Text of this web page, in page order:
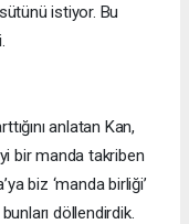
istiyor. Bu
anlatan Kan,
bir manda takriben
biz ‘manda birliği’
döllendirdik.